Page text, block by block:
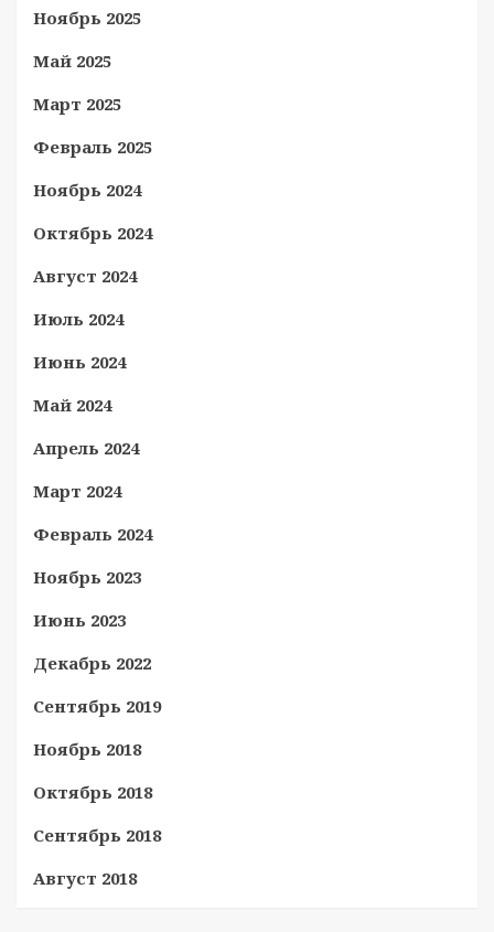
Ноябрь 2025
Май 2025
Март 2025
Февраль 2025
Ноябрь 2024
Октябрь 2024
Август 2024
Июль 2024
Июнь 2024
Май 2024
Апрель 2024
Март 2024
Февраль 2024
Ноябрь 2023
Июнь 2023
Декабрь 2022
Сентябрь 2019
Ноябрь 2018
Октябрь 2018
Сентябрь 2018
Август 2018